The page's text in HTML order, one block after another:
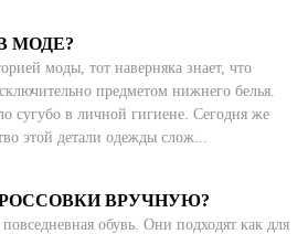
округ (1)
МОДЕ?
моды, тот наверняка знает, что
предметом нижнего белья.
сугубо в личной гигиене. Сегодня же
этой детали одежды слож...
ВРУЧНУЮ?
обувь. Они подходят как для